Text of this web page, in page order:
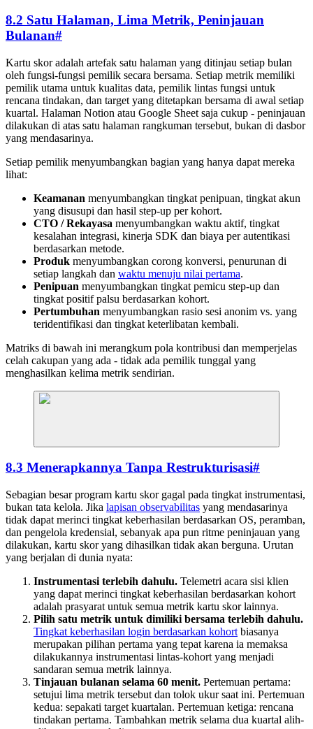
8.2 Satu Halaman, Lima Metrik, Peninjauan
Bulanan#
Kartu skor adalah artefak satu halaman yang ditinjau setiap bulan
oleh fungsi-fungsi pemilik secara bersama. Setiap metrik memiliki
pemilik utama untuk kualitas data, pemilik lintas fungsi untuk
rencana tindakan, dan target yang ditetapkan bersama di awal setiap
kuartal. Halaman Notion atau Google Sheet saja cukup - peninjauan
dilakukan di atas satu halaman rangkuman tersebut, bukan di dasbor
yang mendasarinya.
Setiap pemilik menyumbangkan bagian yang hanya dapat mereka
lihat:
Keamanan menyumbangkan tingkat penipuan, tingkat akun
yang disusupi dan hasil step-up per kohort.
CTO / Rekayasa menyumbangkan waktu aktif, tingkat
kesalahan integrasi, kinerja SDK dan biaya per autentikasi
berdasarkan metode.
Produk menyumbangkan corong konversi, penurunan di
setiap langkah dan waktu menuju nilai pertama.
Penipuan menyumbangkan tingkat pemicu step-up dan
tingkat positif palsu berdasarkan kohort.
Pertumbuhan menyumbangkan rasio sesi anonim vs. yang
teridentifikasi dan tingkat keterlibatan kembali.
Matriks di bawah ini merangkum pola kontribusi dan memperjelas
celah cakupan yang ada - tidak ada pemilik tunggal yang
menghasilkan kelima metrik sendirian.
8.3 Menerapkannya Tanpa Restrukturisasi#
Sebagian besar program kartu skor gagal pada tingkat instrumentasi,
bukan tata kelola. Jika lapisan observabilitas yang mendasarinya
tidak dapat merinci tingkat keberhasilan berdasarkan OS, peramban,
dan pengelola kredensial, sebanyak apa pun ritme peninjauan yang
dilakukan, kartu skor yang dihasilkan tidak akan berguna. Urutan
yang berjalan di dunia nyata:
Instrumentasi terlebih dahulu. Telemetri acara sisi klien
yang dapat merinci tingkat keberhasilan berdasarkan kohort
adalah prasyarat untuk semua metrik kartu skor lainnya.
Pilih satu metrik untuk dimiliki bersama terlebih dahulu.
Tingkat keberhasilan login berdasarkan kohort biasanya
merupakan pilihan pertama yang tepat karena ia memaksa
dilakukannya instrumentasi lintas-kohort yang menjadi
sandaran semua metrik lainnya.
Tinjauan bulanan selama 60 menit. Pertemuan pertama:
setujui lima metrik tersebut dan tolok ukur saat ini. Pertemuan
kedua: sepakati target kuartalan. Pertemuan ketiga: rencana
tindakan pertama. Tambahkan metrik selama dua kuartal alih-